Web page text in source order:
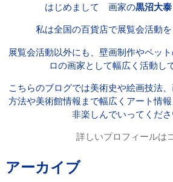
はじめまして 画家の黒沼大泰
私は全国の百貨店で展覧会活動を
展覧会活動以外にも、壁画制作やペッ
ロの画家として幅広く活動し
こちらのブログでは美術史や絵画技法
方法や美術館情報まで幅広くアート情
非楽しんでいってくださ
詳しいプロフィールは
アーカイブ